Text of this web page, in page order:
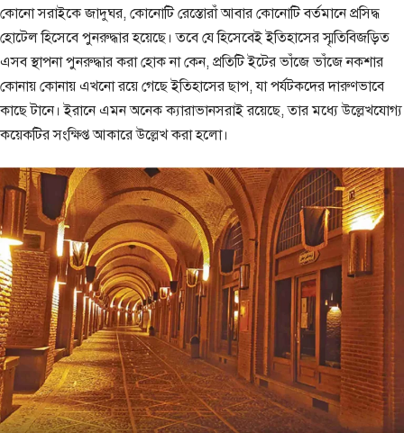
কোনো সরাইকে জাদুঘর, কোনোটি রেস্তোরাঁ আবার কোনোটি বর্তমানে প্রসিদ্ধ
হোটেল হিসেবে পুনরুদ্ধার হয়েছে। তবে যে হিসেবেই ইতিহাসের স্মৃতিবিজড়িত
এসব স্থাপনা পুনরুদ্ধার করা হোক না কেন, প্রতিটি ইটের ভাঁজে ভাঁজে নকশার
কোনায় কোনায় এখনো রয়ে গেছে ইতিহাসের ছাপ, যা পর্যটকদের দারুণভাবে
কাছে টানে। ইরানে এমন অনেক ক্যারাভানসরাই রয়েছে, তার মধ্যে উল্লেখযোগ্য
কয়েকটির সংক্ষিপ্ত আকারে উল্লেখ করা হলো।